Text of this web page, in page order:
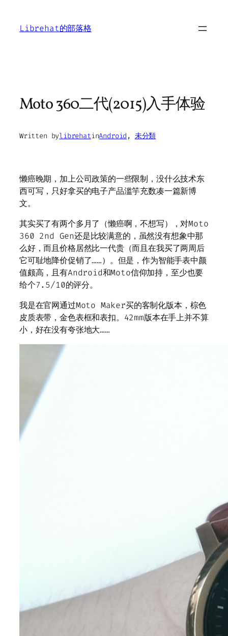
content
Librehat的部落格
Moto 360二代(2015)入手体验
Written bylibrehatinAndroid , 未分類
懒癌晚期，加上公司政策的一些限制，没什么技术东
西可写，只好拿买的电子产品滥竽充数凑一篇新博
文。
其实买了有两个多月了（懒癌啊，不想写），对Moto
360 2nd Gen还是比较满意的，虽然没有想象中那
么好，而且价格居然比一代贵（而且在我买了两周后
它可耻地降价促销了……）。但是，作为智能手表中颜
值颇高，且有Android和Moto信仰加持，至少也要
给个7.5/10的评分。
我是在官网通过Moto Maker买的客制化版本，棕色
皮质表带，金色表框和表扣。42mm版本在手上并不算
小，好在没有夸张地大……